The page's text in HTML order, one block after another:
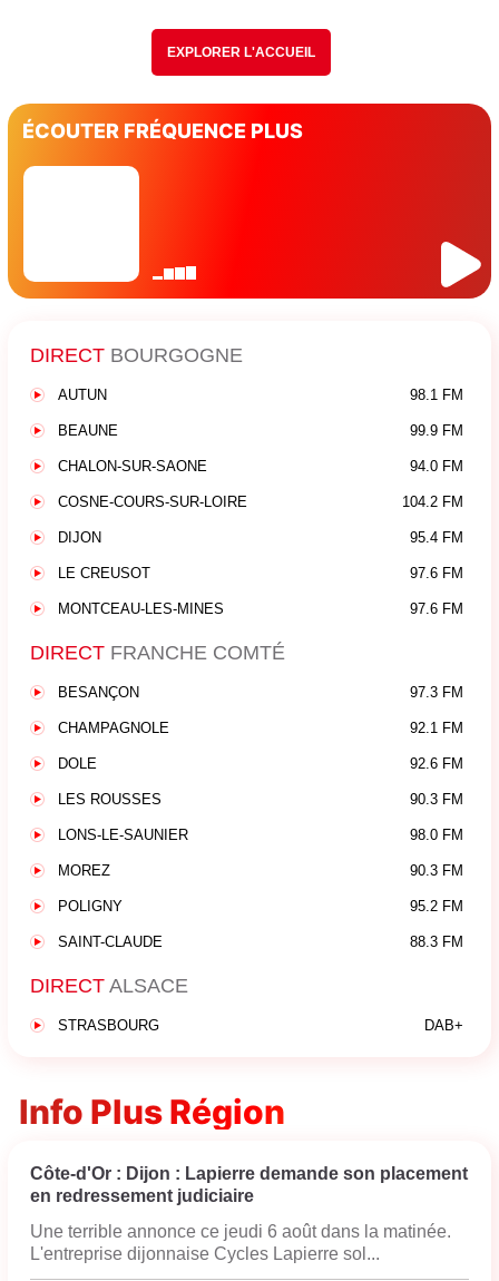
EXPLORER L'ACCUEIL
ÉCOUTER FRÉQUENCE PLUS
DIRECT BOURGOGNE
AUTUN 98.1 FM
BEAUNE 99.9 FM
CHALON-SUR-SAONE 94.0 FM
COSNE-COURS-SUR-LOIRE 104.2 FM
DIJON 95.4 FM
LE CREUSOT 97.6 FM
MONTCEAU-LES-MINES 97.6 FM
DIRECT FRANCHE COMTÉ
BESANÇON 97.3 FM
CHAMPAGNOLE 92.1 FM
DOLE 92.6 FM
LES ROUSSES 90.3 FM
LONS-LE-SAUNIER 98.0 FM
MOREZ 90.3 FM
POLIGNY 95.2 FM
SAINT-CLAUDE 88.3 FM
DIRECT ALSACE
STRASBOURG DAB+
Info Plus Région
Côte-d'Or : Dijon : Lapierre demande son placement
en redressement judiciaire
Une terrible annonce ce jeudi 6 août dans la matinée.
L'entreprise dijonnaise Cycles Lapierre sol...